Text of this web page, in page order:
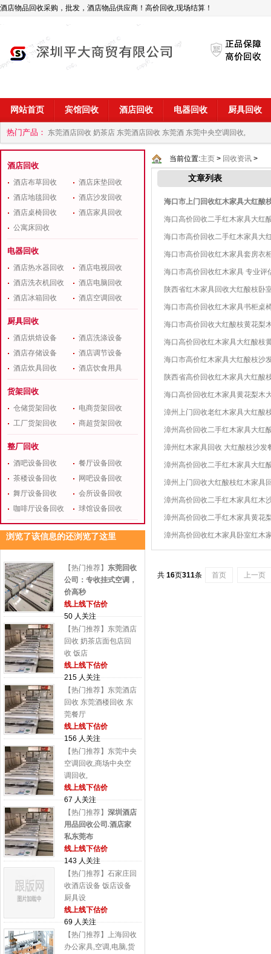
酒店物品回收采购，批发，酒店物品供应商！高价回收,现场结算！
网站首页 宾馆回收 酒店回收 电器回收 厨具回收
热门产品： 东莞酒店回收 奶茶店 东莞酒店回收 东莞酒 东莞中央空调回收,
商 深圳酒店用品回收公司
酒店回收
酒店布草回收
酒店床垫回收
酒店地毯回收
酒店沙发回收
酒店桌椅回收
酒店家具回收
公寓床回收
电器回收
酒店热水器回收
酒店电视回收
酒店洗衣机回收
酒店电脑回收
酒店冰箱回收
酒店空调回收
厨具回收
酒店烘焙设备
酒店洗涤设备
酒店存储设备
酒店调节设备
酒店炊具回收
酒店饮食用具
货架回收
仓储货架回收
电商货架回收
工厂货架回收
商超货架回收
整厂回收
酒吧设备回收
餐厅设备回收
茶楼设备回收
网吧设备回收
舞厅设备回收
会所设备回收
咖啡厅设备回收
球馆设备回收
浏览了该信息的还浏览了这里
【热门推荐】 东莞回收
公司：专收挂式空调，
价高秒
线上线下估价
50 人关注
【热门推荐】东莞酒店
回收 奶茶店面包店回
收 饭店
线上线下估价
215 人关注
【热门推荐】东莞酒店
回收 东莞酒楼回收 东
莞餐厅
线上线下估价
156 人关注
【热门推荐】东莞中央
空调回收,商场中央空
调回收,
线上线下估价
67 人关注
【热门推荐】 深圳酒店
用品回收公司.酒店家
私东莞布
线上线下估价
143 人关注
【热门推荐】石家庄回
收酒店设备 饭店设备
厨具设
线上线下估价
69 人关注
【热门推荐】上海回收
办公家具,空调,电脑,货
当前位置:主页 > 回收资讯 >
文章列表
海口市上门回收红木家具大红酸
海口高价回收二手红木家具大红
海口市高价回收二手红木家具大
海口市高价回收红木家具套房衣
海口市高价回收红木家具 专业
陕西省红木家具回收大红酸枝卧
海口市高价回收红木家具书柜桌
海口市高价回收大红酸枝黄花梨
海口高价回收红木家具大红酸枝
海口市高价红木家具大红酸枝沙
陕西省高价回收红木家具大红酸
海口高价回收红木家具黄花梨木
漳州上门回收老红木家具大红酸
漳州高价回收二手红木家具大红
漳州红木家具回收 大红酸枝沙
漳州高价回收二手红木家具大红
漳州上门回收大红酸枝红木家具
漳州高价回收二手红木家具红木
漳州高价回收二手红木家具黄花
漳州高价回收红木家具卧室红木
共 16页311条 首页 上一页